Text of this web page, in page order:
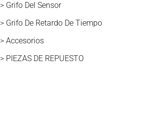
> Grifo Del Sensor
> Grifo De Retardo De Tiempo
> Accesorios
> PIEZAS DE REPUESTO